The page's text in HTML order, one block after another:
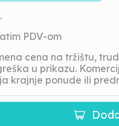
PDV-om
cena na tržištu,
u prikazu.
krajnje ponude ili